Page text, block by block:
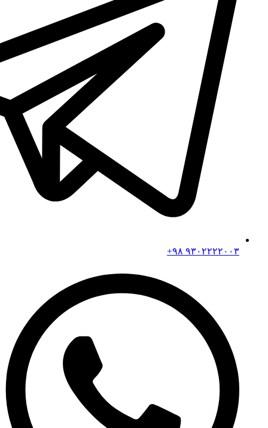
۹۳۰۲۲۲۲۰۰۳ ۹۸+